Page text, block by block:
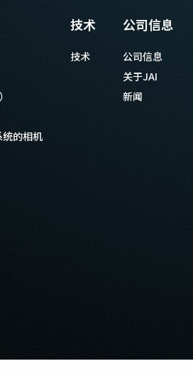
的相机
技术
技术
公司信息
公司信息
关于JAI
新闻